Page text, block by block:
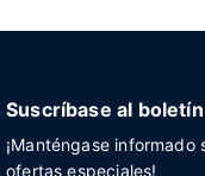
Suscríbase al boletín
¡Manténgase
ofertas especiales!